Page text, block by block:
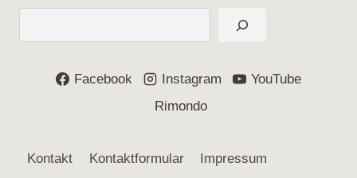
Facebook Instagram
YouTube
Rimondo
Kontakt Kontaktformular Impressum